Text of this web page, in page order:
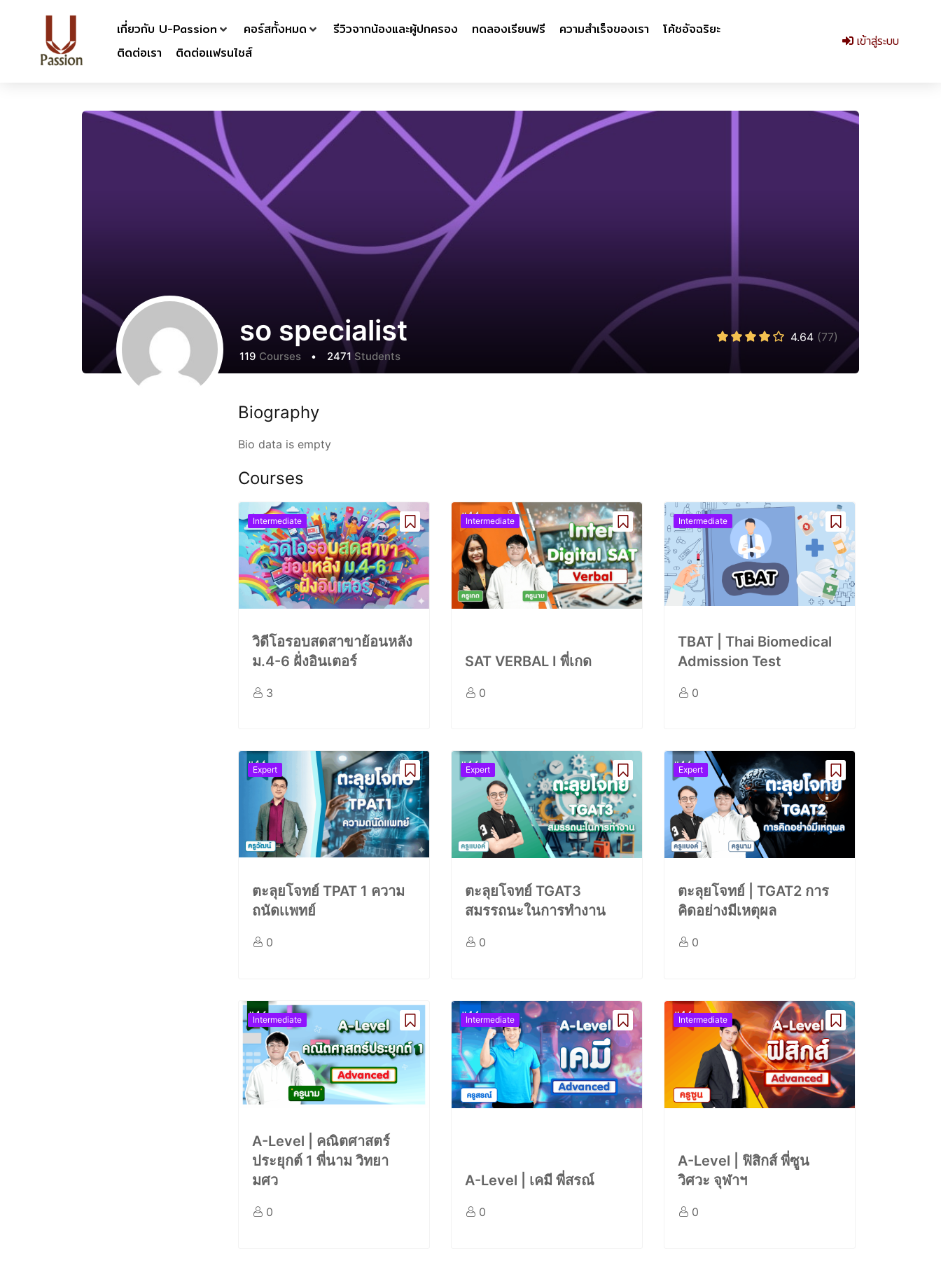
เกี่ยวกับ U-Passion คอร์สทั้งหมด รีวิวจากน้องและผู้ปกครอง ทดลองเรียนฟรี ความสำเร็จของเรา
โค้ชอัจฉริยะ
ติดต่อเรา
ติดต่อเเฟรนไชส์
เข้าสู่ระบบ
so specialist
119 Courses • 2471 Students
4.64 (77)
Biography
Bio data is empty
Courses
Intermediate
วิดีโอรอบสดสาขาย้อนหลัง
ม.4-6 ฝั่งอินเตอร์
3
Intermediate
SAT VERBAL I พี่เกด
0
Intermediate
TBAT | Thai Biomedical
Admission Test
0
Expert
ตะลุยโจทย์ TPAT 1 ความ
ถนัดเเพทย์
0
Expert
ตะลุยโจทย์ TGAT3
สมรรถนะในการทำงาน
0
Expert
ตะลุยโจทย์ | TGAT2 การ
คิดอย่างมีเหตุผล
0
Intermediate
A-Level | คณิตศาสตร์
ประยุกต์ 1 พี่นาม วิทยา
มศว
0
Intermediate
A-Level | เคมี พี่สรณ์
0
Intermediate
A-Level | ฟิสิกส์ พี่ซูน
วิศวะ จุฬาฯ
0